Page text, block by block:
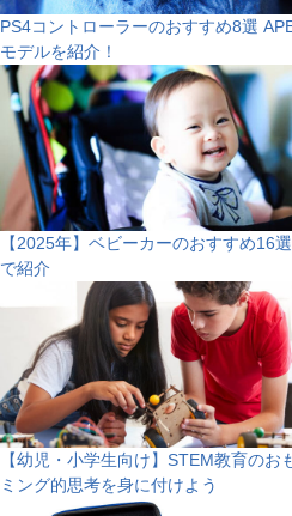
PS4コントローラーのおすすめ8選
モデルを紹介！
【2025年】ベビーカーのおすすめ16
で紹介
【幼児・小学生向け】STEM教育の
ミング的思考を身に付けよう